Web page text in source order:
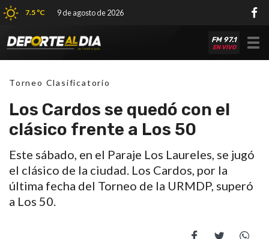
7.5 ºC 9 de agosto de 2026
FM 97.1
EN VIVO
Torneo Clasificatorio
Los Cardos se quedó con el
clásico frente a Los 50
Este sábado, en el Paraje Los Laureles, se jugó
el clásico de la ciudad. Los Cardos, por la
última fecha del Torneo de la URMDP, superó
a Los 50.